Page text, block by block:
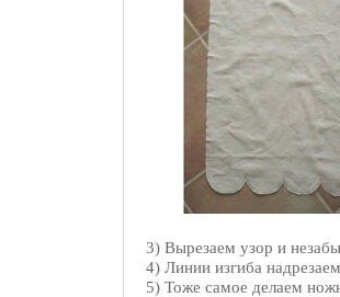
3) Вырезаем узор и
4) Линии изгиба
5) Тоже самое делаем